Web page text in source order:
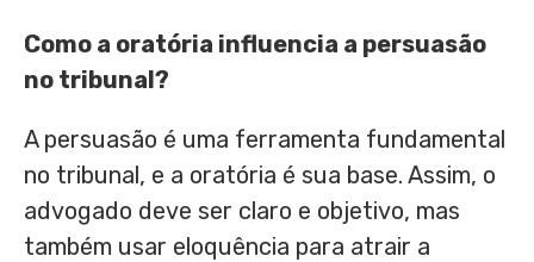
Como a oratória influencia a persuasão
no tribunal?
A persuasão é uma ferramenta fundamental
no tribunal, e a oratória é sua base. Assim, o
advogado deve ser claro e objetivo, mas
também usar eloquência para atrair a